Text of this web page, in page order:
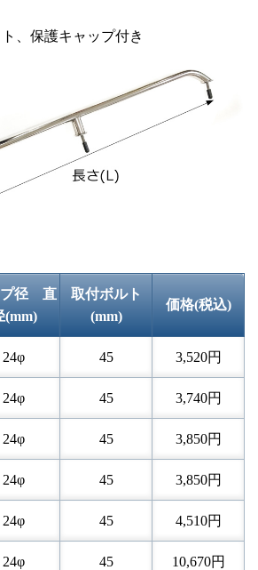
、保護キャップ付き
プ径 直
(mm)
取付ボルト
(mm)
価格(税込)
24φ 45 3,520円
24φ 45 3,740円
24φ 45 3,850円
24φ 45 3,850円
24φ 45 4,510円
24φ 45 10,670円